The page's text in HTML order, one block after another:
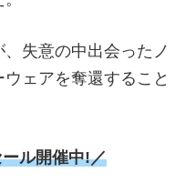
失意の中出会ったノ
ェアを奪還すること
ル開催中!／